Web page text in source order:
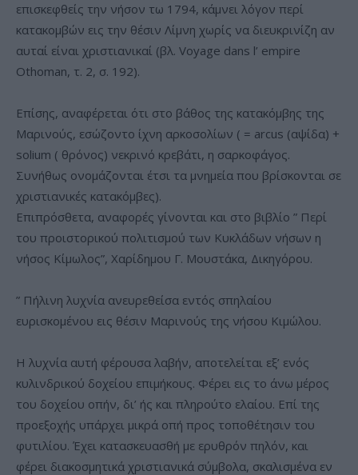
επισκεφθείς την νήσον τω 1794, κάμνει λόγον περί
κατακομβών εις την θέσιν Λίμνη χωρίς να διευκρινίζη αν
αυταί είναι χριστιανικαί (βλ. Voyage dans l’ empire
Othoman, τ. 2, σ. 192).
Επίσης, αναφέρεται ότι στο βάθος της κατακόμβης της
Μαρινούς, εσώζοντο ίχνη αρκοσολίων ( = arcus (αψίδα) +
solium ( θρόνος) νεκρινό κρεβάτι, η σαρκοφάγος.
Συνήθως ονομάζονται έτσι τα μνημεία που βρίσκονται σε
χριστιανικές κατακόμβες).
Επιπρόσθετα, αναφορές γίνονται και στο βιβλίο ” Περί
του προιστορικού πολιτισμού των Κυκλάδων νήσων η
νήσος Κίμωλος”, Χαρίδημου Γ. Μουστάκα, Δικηγόρου.
” Πήλινη λυχνία ανευρεθείσα εντός σπηλαίου
ευρισκομένου εις θέσιν Μαρινούς της νήσου Κιμώλου.
Η λυχνία αυτή φέρουσα λαβήν, αποτελείται εξ’ ενός
κυλινδρικού δοχείου επιμήκους. Φέρει εις το άνω μέρος
του δοχείου οπήν, δι’ ής και πληρούτο ελαίου. Επί της
προεξοχής υπάρχει μικρά οπή προς τοποθέτησιν του
φυτιλίου. Έχει κατασκευασθή με ερυθρόν πηλόν, και
φέρει διακοσμητικά χριστιανικά σύμβολα, σκαλισμένα εν